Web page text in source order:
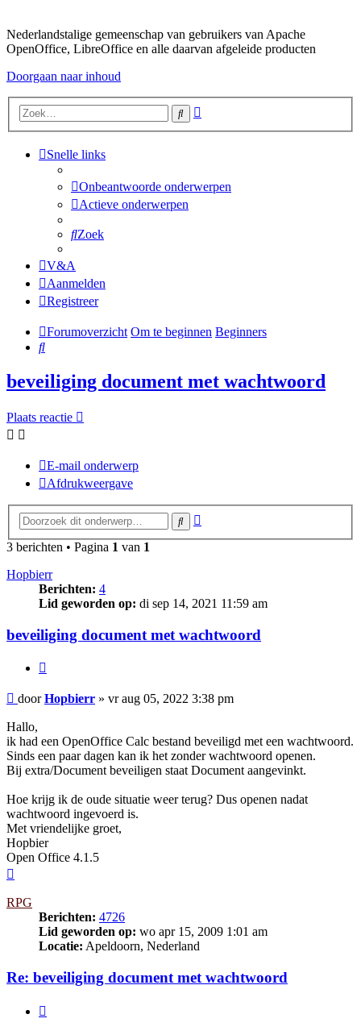
Nederlandstalige gemeenschap van gebruikers van Apache
OpenOffice, LibreOffice en alle daarvan afgeleide producten
Doorgaan naar inhoud
Zoek
Snelle links
Onbeantwoorde onderwerpen
Actieve onderwerpen
Zoek
V&A
Aanmelden
Registreer
Forumoverzicht Om te beginnen Beginners
Zoek
beveiliging document met wachtwoord
Plaats reactie
E-mail onderwerp
Afdrukweergave
Zoek
3 berichten • Pagina 1 van 1
Hopbierr
Berichten: 4
Lid geworden op: di sep 14, 2021 11:59 am
beveiliging document met wachtwoord
Bericht
doorHopbierr » vr aug 05, 2022 3:38 pm
Hallo,
ik had een OpenOffice Calc bestand beveiligd met een wachtwoord.
Sinds een paar dagen kan ik het zonder wachtwoord openen.
Bij extra/Document beveiligen staat Document aangevinkt.
Hoe krijg ik de oude situatie weer terug? Dus openen nadat
wachtwoord ingevoerd is.
Met vriendelijke groet,
Hopbier
Open Office 4.1.5
RPG
Berichten: 4726
Lid geworden op: wo apr 15, 2009 1:01 am
Locatie: Apeldoorn, Nederland
Re: beveiliging document met wachtwoord